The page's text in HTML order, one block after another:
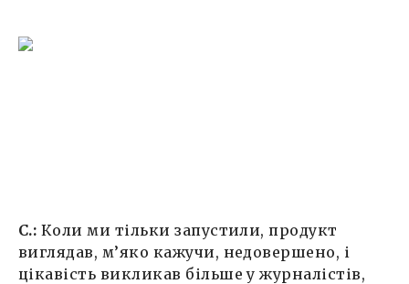
С.: Коли ми тільки запустили, продукт
виглядав, м’яко кажучи, недовершено, і
цікавість викликав більше у журналістів,